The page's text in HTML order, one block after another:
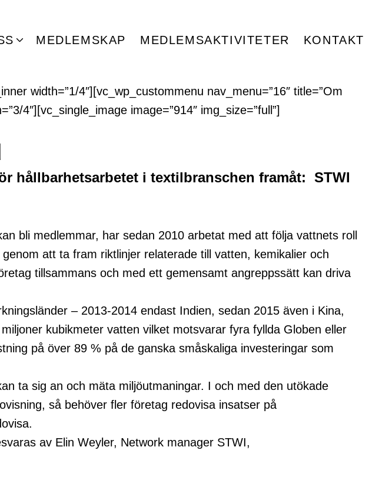
MEDLEMSKAP MEDLEMSAKTIVITETER KONTAKT
width=”1/4″][vc_wp_custommenu nav_menu=”16″ title=”Om
4″][vc_single_image image=”914″ img_size=”full”]
hållbarhetsarbetet i textilbranschen framåt: STWI
bli medlemmar, har sedan 2010 arbetat med att följa vattnets roll
att ta fram riktlinjer relaterade till vatten, kemikalier och
tillsammans och med ett gemensamt angreppssätt kan driva
– 2013-2014 endast Indien, sedan 2015 även i Kina,
kubikmeter vatten vilket motsvarar fyra fyllda Globen eller
på över 89 % på de ganska småskaliga investeringar som
ta sig an och mäta miljöutmaningar. I och med den utökade
så behöver fler företag redovisa insatser på
av Elin Weyler, Network manager STWI,